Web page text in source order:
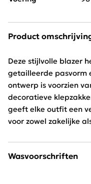
Product
Deze stijlvolle blazer
getailleerde pasvorm
ontwerp is voorzien
decoratieve
geeft elke outfit een
voor zowel zakelijke
Wasvoorschriften